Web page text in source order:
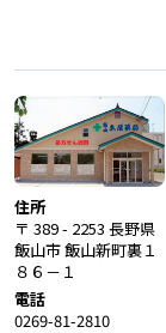
住所
〒 389 - 2253 長野県
飯山市 飯山新町裏１
８６－１
電話
0269-81-2810